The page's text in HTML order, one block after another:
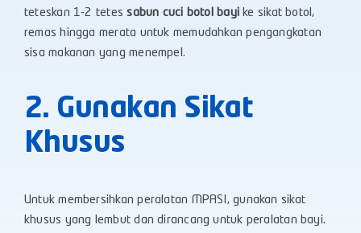
teteskan 1-2 tetessabun cuci botol bayi ke sikat botol,
remas hingga merata untuk memudahkan pengangkatan
sisa makanan yang menempel.
2. Gunakan Sikat
Khusus
Untuk membersihkan peralatan MPASI, gunakan sikat
khusus yang lembut dan dirancang untuk peralatan bayi.